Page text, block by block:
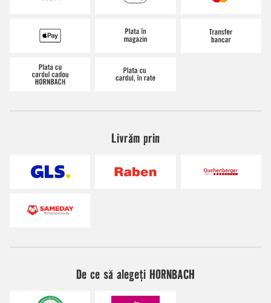
Livrăm prin
De ce să alegeți HORNBACH